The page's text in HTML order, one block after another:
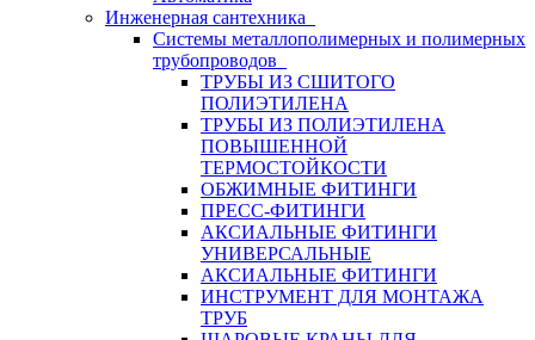
Инженерная сантехника
Системы металлополимерных и полимерных
трубопроводов
ТРУБЫ ИЗ СШИТОГО
ПОЛИЭТИЛЕНА
ТРУБЫ ИЗ ПОЛИЭТИЛЕНА
ПОВЫШЕННОЙ
ТЕРМОСТОЙКОСТИ
ОБЖИМНЫЕ ФИТИНГИ
ПРЕСС-ФИТИНГИ
АКСИАЛЬНЫЕ ФИТИНГИ
УНИВЕРСАЛЬНЫЕ
АКСИАЛЬНЫЕ ФИТИНГИ
ИНСТРУМЕНТ ДЛЯ МОНТАЖА
ТРУБ